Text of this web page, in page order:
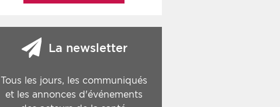
La newsletter
Tous les jours, les communiqués
et les annonces d'événements